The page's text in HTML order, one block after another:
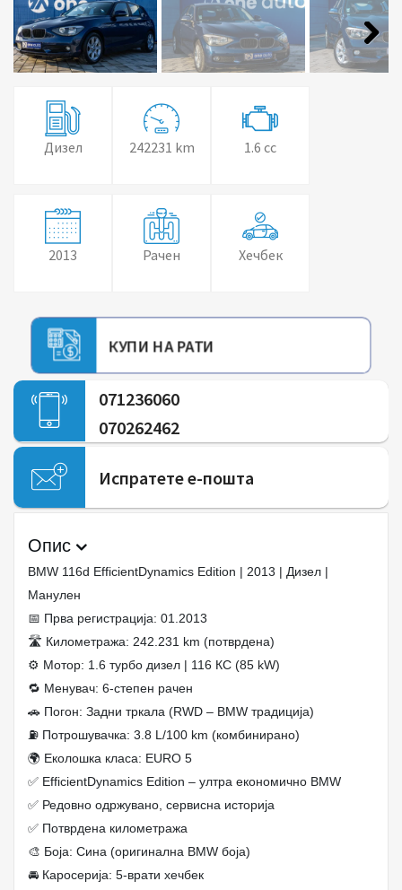
Next
Дизел 242231 km 1.6 cc
2013 Рачен Хечбек
КУПИ НА РАТИ
071236060
070262462
Испратете е-пошта
Опис
BMW 116d EfficientDynamics Edition | 2013 | Дизел |
Манулен
📅 Прва регистрација: 01.2013
🛣 Километража: 242.231 km (потврдена)
⚙️ Мотор: 1.6 турбо дизел | 116 КС (85 kW)
🔁 Менувач: 6‑степен рачен
🚗 Погон: Задни тркала (RWD – BMW традиција)
⛽ Потрошувачка: 3.8 L/100 km (комбинирано)
🌍 Еколошка класа: EURO 5
✅ EfficientDynamics Edition – ултра економично BMW
✅ Редовно одржувано, сервисна историја
✅ Потврдена километража
🎨 Боја: Сина (оригинална BMW боја)
🚘 Каросерија: 5‑врати хечбек